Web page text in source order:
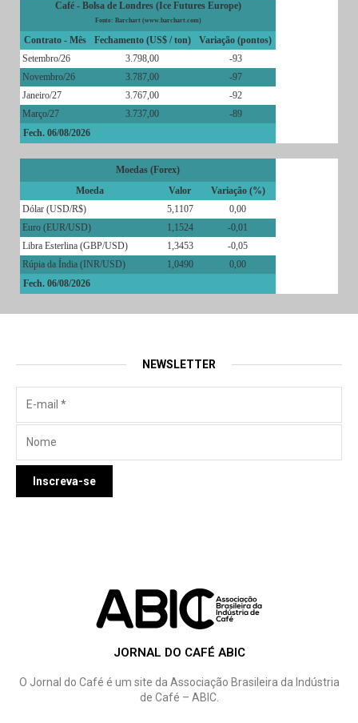
Café - Bolsa de Londres (Ice Futures Europe)
Fonte: Barchart (www.barchart.com)
Contrato - Mês Fechamento (US$ / ton)
Variação (pontos)
Setembro/26
3.798,00
-93
Novembro/26
3.787,00
-97
Janeiro/27
3.767,00
-92
Março/27
3.737,00
-89
Fech. 06/08/2026
Moedas (Forex)
Moeda
Valor
Variação (%)
Dólar (USD/R$)
5,1107
0,00
Euro (EUR/USD)
1,1524
-0,01
Libra Esterlina (GBP/USD)
1,3453
-0,05
Rúpia da Índia (INR/USD)
1,0490
0,00
Fech. 06/08/2026
NEWSLETTER
JORNAL DO CAFÉ ABIC
O Jornal do Café é um site da Associação Brasileira da Indústria
de Café – ABIC.